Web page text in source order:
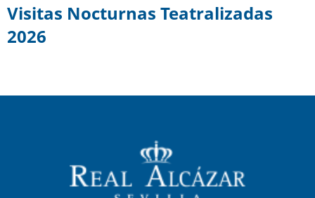
Visitas Nocturnas Teatralizadas
2026